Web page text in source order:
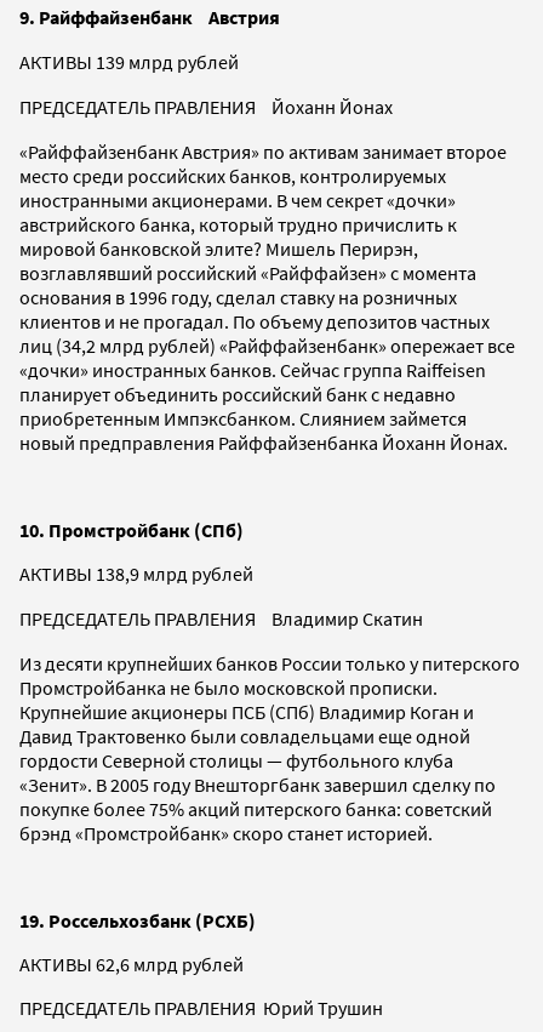
9. Райффайзенбанк Австрия
АКТИВЫ 139 млрд рублей
ПРЕДСЕДАТЕЛЬ ПРАВЛЕНИЯ Йоханн Йонах
«Райффайзенбанк Австрия» по активам занимает второе
место среди российских банков, контролируемых
иностранными акционерами. В чем секрет «дочки»
австрийского банка, который трудно причислить к
мировой банковской элите? Мишель Перирэн,
возглавлявший российский «Райффайзен» с момента
основания в 1996 году, сделал ставку на розничных
клиентов и не прогадал. По объему депозитов частных
лиц (34,2 млрд рублей) «Райффайзенбанк» опережает все
«дочки» иностранных банков. Сейчас группа Raiffeisen
планирует объединить российский банк с недавно
приобретенным Импэксбанком. Слиянием займется
новый предправления Райффайзенбанка Йоханн Йонах.
10. Промстройбанк (СПб)
АКТИВЫ 138,9 млрд рублей
ПРЕДСЕДАТЕЛЬ ПРАВЛЕНИЯ Владимир Скатин
Из десяти крупнейших банков России только у питерского
Промстройбанка не было московской прописки.
Крупнейшие акционеры ПСБ (СПб) Владимир Коган и
Давид Трактовенко были совладельцами еще одной
гордости Северной столицы — футбольного клуба
«Зенит». В 2005 году Внешторгбанк завершил сделку по
покупке более 75% акций питерского банка: советский
брэнд «Промстройбанк» скоро станет историей.
19. Россельхозбанк (РСХБ)
АКТИВЫ 62,6 млрд рублей
ПРЕДСЕДАТЕЛЬ ПРАВЛЕНИЯ Юрий Трушин